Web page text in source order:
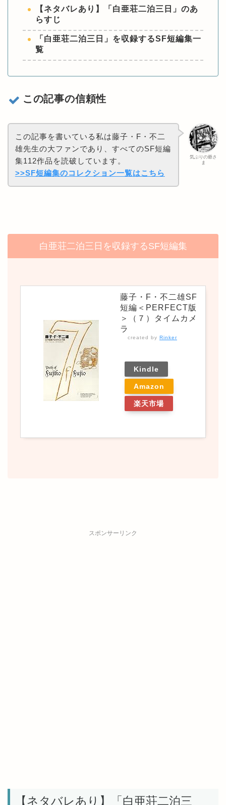
【ネタバレあり】「白亜荘二泊三日」のあ
らすじ
「白亜荘二泊三日」を収録するSF短編集一
覧
この記事の信頼性
気ぶりの爺さ
ま
この記事を書いている私は藤子・F・不二
雄先生の大ファンであり、すべてのSF短編
集112作品を読破しています。
>>SF短編集のコレクション一覧はこちら
白亜荘二泊三日を収録するSF短編集
藤子・F・不二雄SF
短編＜PERFECT版
＞（７）タイムカメ
ラ
created by Rinker
Kindle
Amazon
楽天市場
スポンサーリンク
【ネタバレあり】「白亜荘二泊三